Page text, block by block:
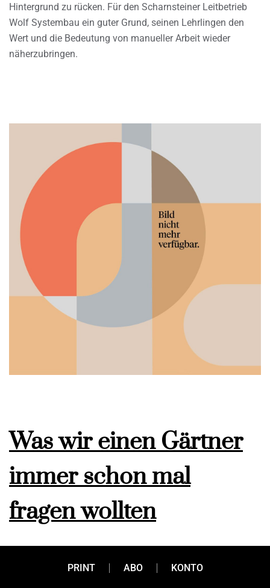
Hintergrund zu rücken. Für den Scharnsteiner Leitbetrieb
Wolf Systembau ein guter Grund, seinen Lehrlingen den
Wert und die Bedeutung von manueller Arbeit wieder
näherzubringen.
Was wir einen Gärtner
immer schon mal
fragen wollten
Stefan Bauchinger ist Gärtnermeister und fu?hrt
PRINT ABO KONTO